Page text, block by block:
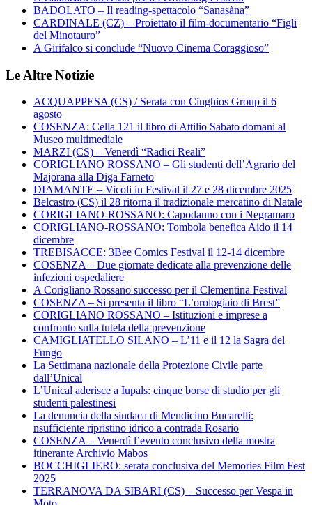
BADOLATO – Il reading-spettacolo “Sanasàna”
CARDINALE (CZ) – Proiettato il film-documentario “Figli
del Minotauro”
A Girifalco si conclude “Nuovo Cinema Coraggioso”
Le Altre Notizie
ACQUAPPESA (CS) / Serata con Cinghios Group il 6
agosto
COSENZA: Cella 121 il libro di Attilio Sabato domani al
Museo multimediale
MARZI (CS) – Venerdì “Radici Reali”
CORIGLIANO ROSSANO – Gli studenti dell’Agrario del
Majorana alla Diga Farneto
DIAMANTE – Vicoli in Festival il 27 e 28 dicembre 2025
Belcastro (CS) il 28 ritorna il tradizionale mercatino di Natale
CORIGLIANO-ROSSANO: Capodanno con i Negramaro
CORIGLIANO-ROSSANO: Tombola benefica Aido il 14
dicembre
TREBISACCE: 3Bee Comics Festival il 12-14 dicembre
COSENZA – Due giornate dedicate alla prevenzione delle
infezioni ospedaliere
A Corigliano Rossano successo per il Clementina Festival
COSENZA – Si presenta il libro “L’orologiaio di Brest”
CORIGLIANO ROSSANO – Istituzioni e imprese a
confronto sulla tutela della prevenzione
CAMIGLIATELLO SILANO – L’11 e il 12 la Sagra del
Fungo
La Settimana nazionale della Protezione Civile parte
dall’Unical
L’Unical aderisce a Iupals: cinque borse di studio per gli
studenti palestinesi
La denuncia della sindaca di Mendicino Bucarelli:
nsufficiente ripristino idrico a contrada Rosario
COSENZA – Venerdì l’evento conclusivo della mostra
itinerante Archivio Mabos
BOCCHIGLIERO: serata conclusiva del Memories Film Fest
2025
TERRANOVA DA SIBARI (CS) – Successo per Vespa in